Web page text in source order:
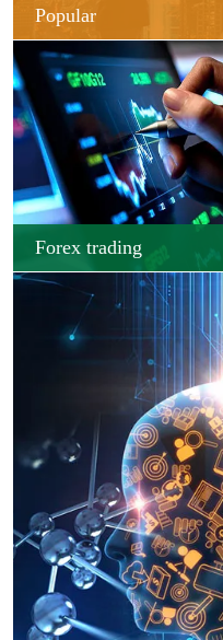
Popular
Forex trading